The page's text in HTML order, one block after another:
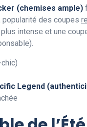
(chemises ample)
des coupes
intense et une
Legend